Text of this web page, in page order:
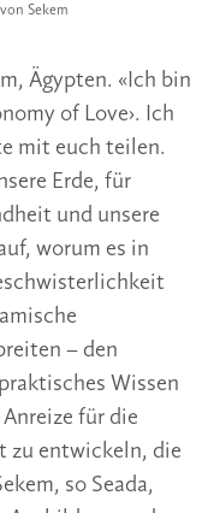
Sekem
Ägypten. «Ich bin
of Love›. Ich
mit euch teilen.
Erde, für
und unsere
worum es in
– den
Wissen
für die
zu entwickeln, die
so Seada,